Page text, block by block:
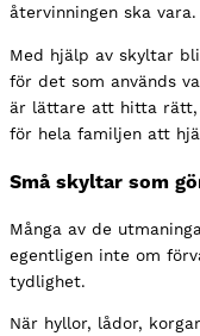
återvinningen ska vara.
Med hjälp av skyltar
för det som används
är lättare att hitta rätt,
för hela familjen att
Små skyltar som
Många av de
egentligen inte om
tydlighet.
När hyllor, lådor,